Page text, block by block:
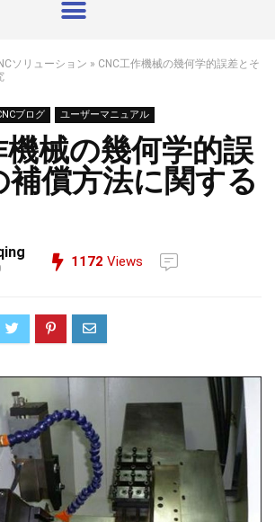
ソリューション » CNC工作機械の幾何学的誤差とそ
ブログ ユーザーマニュアル
機械の幾何学的誤
償方法に関する
1172 Views